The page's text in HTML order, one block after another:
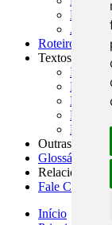
Roteiros para
Textos
Índice
Editorial
Na
Fórum
Outras
Glossário
Relacionamento
Fale Conosco
Início